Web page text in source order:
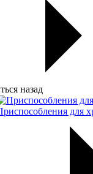
назад
для